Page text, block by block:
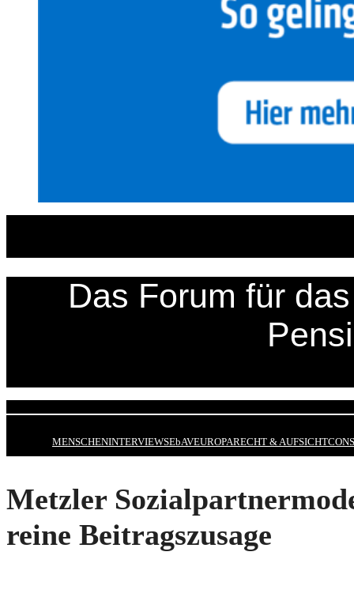
Das Forum für
MENSCHENINTERVIEWSEbAVEUROPARECHT & AUFSICHT
Metzler
reine Beitragszusage